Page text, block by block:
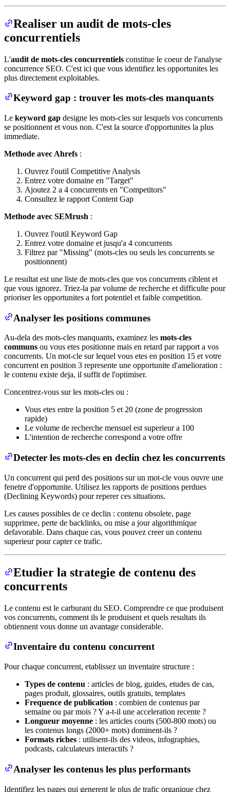
Realiser un audit de mots-cles
concurrentiels
L'audit de mots-cles concurrentiels constitue le coeur de l'analyse
concurrence SEO. C'est ici que vous identifiez les opportunites les
plus directement exploitables.
Keyword gap : trouver les mots-cles manquants
Le keyword gap designe les mots-cles sur lesquels vos concurrents
se positionnent et vous non. C'est la source d'opportunites la plus
immediate.
Methode avec Ahrefs :
Ouvrez l'outil Competitive Analysis
Entrez votre domaine en "Target"
Ajoutez 2 a 4 concurrents en "Competitors"
Consultez le rapport Content Gap
Methode avec SEMrush :
Ouvrez l'outil Keyword Gap
Entrez votre domaine et jusqu'a 4 concurrents
Filtrez par "Missing" (mots-cles ou seuls les concurrents se
positionnent)
Le resultat est une liste de mots-cles que vos concurrents ciblent et
que vous ignorez. Triez-la par volume de recherche et difficulte pour
prioriser les opportunites a fort potentiel et faible competition.
Analyser les positions communes
Au-dela des mots-cles manquants, examinez les mots-cles
communs ou vous etes positionne mais en retard par rapport a vos
concurrents. Un mot-cle sur lequel vous etes en position 15 et votre
concurrent en position 3 represente une opportunite d'amelioration :
le contenu existe deja, il suffit de l'optimiser.
Concentrez-vous sur les mots-cles ou :
Vous etes entre la position 5 et 20 (zone de progression
rapide)
Le volume de recherche mensuel est superieur a 100
L'intention de recherche correspond a votre offre
Detecter les mots-cles en declin chez les concurrents
Un concurrent qui perd des positions sur un mot-cle vous ouvre une
fenetre d'opportunite. Utilisez les rapports de positions perdues
(Declining Keywords) pour reperer ces situations.
Les causes possibles de ce declin : contenu obsolete, page
supprimee, perte de backlinks, ou mise a jour algorithmique
defavorable. Dans chaque cas, vous pouvez creer un contenu
superieur pour capter ce trafic.
Etudier la strategie de contenu des
concurrents
Le contenu est le carburant du SEO. Comprendre ce que produisent
vos concurrents, comment ils le produisent et quels resultats ils
obtiennent vous donne un avantage considerable.
Inventaire du contenu concurrent
Pour chaque concurrent, etablissez un inventaire structure :
Types de contenu : articles de blog, guides, etudes de cas,
pages produit, glossaires, outils gratuits, templates
Frequence de publication : combien de contenus par
semaine ou par mois ? Y a-t-il une acceleration recente ?
Longueur moyenne : les articles courts (500-800 mots) ou
les contenus longs (2000+ mots) dominent-ils ?
Formats riches : utilisent-ils des videos, infographies,
podcasts, calculateurs interactifs ?
Analyser les contenus les plus performants
Identifiez les pages qui generent le plus de trafic organique chez